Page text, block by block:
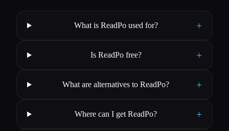
What is ReadPo used for? +
Is ReadPo free? +
What are alternatives to ReadPo? +
Where can I get ReadPo? +